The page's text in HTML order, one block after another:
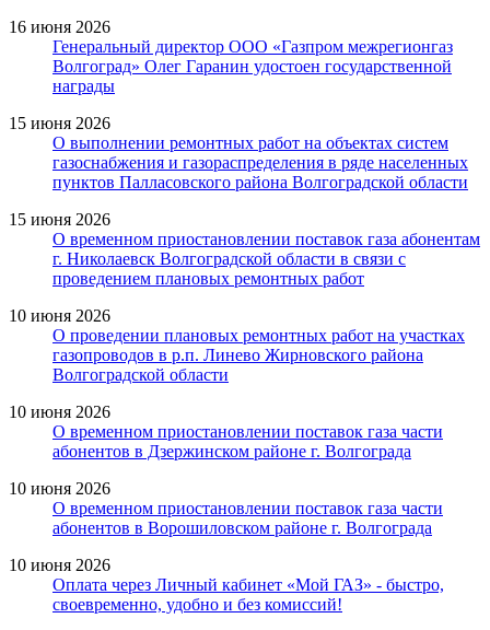
16 июня 2026
Генеральный директор ООО «Газпром межрегионгаз
Волгоград» Олег Гаранин удостоен государственной
награды
15 июня 2026
О выполнении ремонтных работ на объектах систем
газоснабжения и газораспределения в ряде населенных
пунктов Палласовского района Волгоградской области
15 июня 2026
О временном приостановлении поставок газа абонентам
г. Николаевск Волгоградской области в связи с
проведением плановых ремонтных работ
10 июня 2026
О проведении плановых ремонтных работ на участках
газопроводов в р.п. Линево Жирновского района
Волгоградской области
10 июня 2026
О временном приостановлении поставок газа части
абонентов в Дзержинском районе г. Волгограда
10 июня 2026
О временном приостановлении поставок газа части
абонентов в Ворошиловском районе г. Волгограда
10 июня 2026
Оплата через Личный кабинет «Мой ГАЗ» - быстро,
своевременно, удобно и без комиссий!